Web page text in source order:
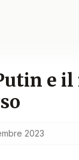
e
2023